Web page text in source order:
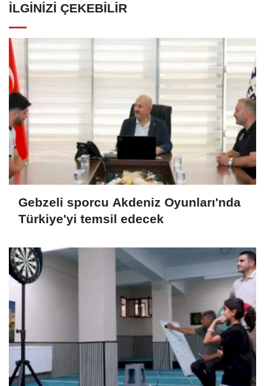
İLGINIZI ÇEKEBILIR
Gebzeli sporcu Akdeniz Oyunları'nda
Türkiye'yi temsil edecek